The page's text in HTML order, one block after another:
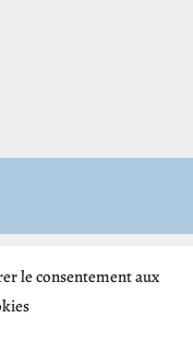
le consentement aux
nous
Caserne